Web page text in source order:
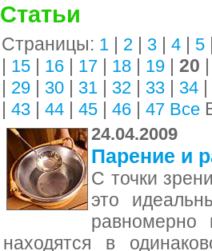
Статьи
Страницы: 1 | 2 | 3 | 4 | 5
| 15 | 16 | 17 | 18 | 19 | 20
| 29 | 30 | 31 | 32 | 33 | 34 |
| 43 | 44 | 45 | 46 | 47 Все
24.04.2009
Парение и
С точки
это
равномерно
находятся в